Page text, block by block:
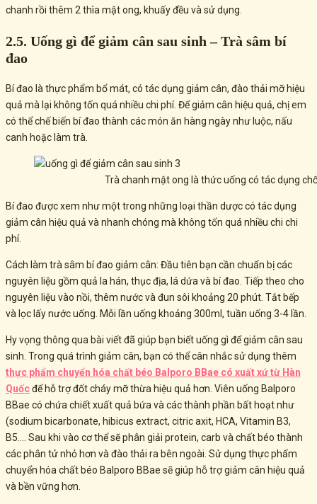
chanh rồi thêm 2 thìa mật ong, khuấy đều và sử dụng.
2.5. Uống gì để giảm cân sau sinh – Trà sâm bí
đao
Bí đao là thực phẩm bổ mát, có tác dụng giảm cân, đào thải mỡ hiệu
quả mà lại không tốn quá nhiều chi phí. Để giảm cân hiệu quả, chị em
có thể chế biến bí đao thành các món ăn hàng ngày như luộc, nấu
canh hoặc làm trà.
Trà chanh mật ong là thức uống có tác dụng
Bí đao được xem như một trong những loại thần dược có tác dụng
giảm cân hiệu quả và nhanh chóng mà không tốn quá nhiều chi chi
phí.
Cách làm trà sâm bí đao giảm cân: Đầu tiên bạn cần chuẩn bị các
nguyên liệu gồm quả la hán, thục địa, lá dứa và bí đao. Tiếp theo cho
nguyên liệu vào nồi, thêm nước và đun sôi khoảng 20 phút. Tắt bếp
và lọc lấy nước uống. Mỗi lần uống khoảng 300ml, tuần uống 3-4 lần.
Hy vọng thông qua bài viết đã giúp bạn biết uống gì để giảm cân sau
sinh. Trong quá trình giảm cân, bạn có thể cân nhắc sử dụng thêm
thực phẩm chuyển hóa chất béo Balporo BBae có xuất xứ từ Hàn
Quốcđể hỗ trợ đốt cháy mỡ thừa hiệu quả hơn. Viên uống Balporo
BBae có chứa chiết xuất quả bứa và các thành phần bất hoạt như
(sodium bicarbonate, hibicus extract, citric axit, HCA, Vitamin B3,
B5…. Sau khi vào cơ thể sẽ phân giải protein, carb và chất béo thành
các phân tử nhỏ hơn và đào thải ra bên ngoài. Sử dụng thực phẩm
chuyển hóa chất béo Balporo BBae sẽ giúp hỗ trợ giảm cân hiệu quả
và bền vững hơn.